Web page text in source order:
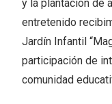
y la plantación de
entretenido
Jardín Infantil
participación de
comunidad